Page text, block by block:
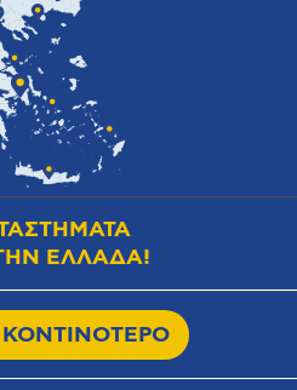
ΕΛΛΑΔΑ!
ΚΟΝΤΙΝΟΤΕΡΟ